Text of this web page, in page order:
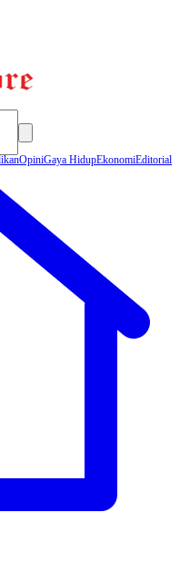
OpiniGaya HidupEkonomiEditorial